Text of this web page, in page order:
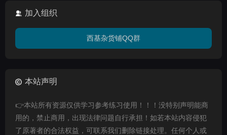
加入组织
西基杂货铺QQ群
本站声明
👉本站所有资源仅供学习参考练习使用！！！没特别声明能商
用的，禁止商用，出现法律问题自行承担！如若本站内容侵犯
了原著者的合法权益，可联系我们删除链接处理。任何个人或